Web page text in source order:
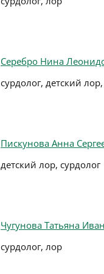
Серебро Нина
сурдолог, детский
Пискунова Анна
детский лор, сурдолог
Чугунова Татьяна
сурдолог, лор